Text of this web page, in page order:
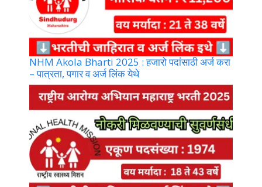
NHM Akola Bharti 2025 : हजारो पदांसाठी अर्ज करा
– पात्रता, पगार व अर्ज लिंक येथे